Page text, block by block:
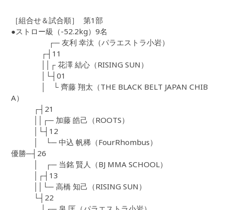
［組合せ＆試合順］ 第1部
●ストロー級（-52.2kg）9名
┌─ 友利 幸汰（パラエストラ小岩）
┌┤11
││┌ 花澤 結心（RISING SUN）
│└┤01
│ └ 齊藤 翔太（THE BLACK BELT JAPAN CHIB
A）
┌┤21
││┌─ 加藤 皓己（ROOTS）
│└┤12
│ └─ 中込 帆稀（FourRhombus）
優勝─┤26
│ ┌─ 当銘 賢人（BJ MMA SCHOOL）
│┌┤13
││└─ 高橋 知己（RISING SUN）
└┤22